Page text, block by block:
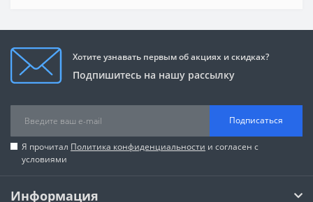
Хотите узнавать первым об акциях и скидках?
Подпишитесь на нашу рассылку
Подписаться
Я прочитал Политика конфиденциальности и согласен с
условиями
Информация